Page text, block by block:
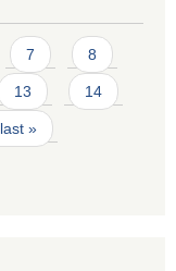
7 8
13 14
last »